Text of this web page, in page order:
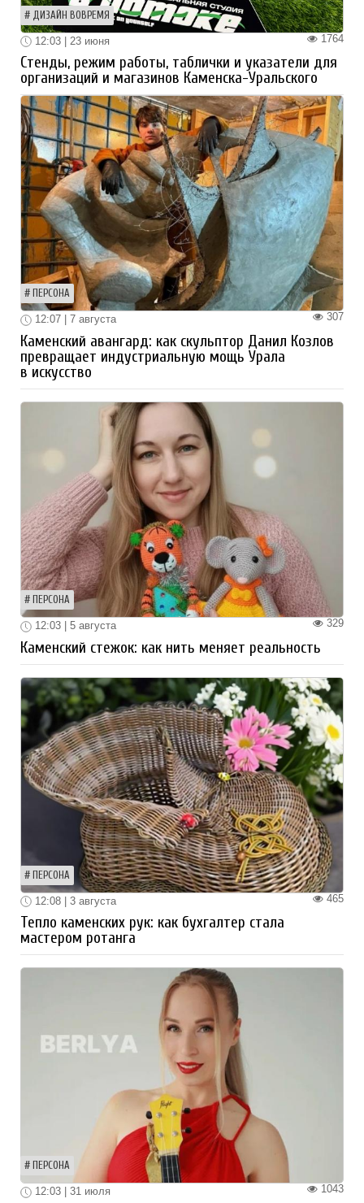
ДИЗАЙН ВОВРЕМЯ
1764
12:03 | 23 июня
Стенды, режим работы, таблички и указатели для
организаций и магазинов Каменска-Уральского
ПЕРСОНА
307
12:07 | 7 августа
Каменский авангард: как скульптор Данил Козлов
превращает индустриальную мощь Урала
в искусство
ПЕРСОНА
329
12:03 | 5 августа
Каменский стежок: как нить меняет реальность
ПЕРСОНА
465
12:08 | 3 августа
Тепло каменских рук: как бухгалтер стала
мастером ротанга
ПЕРСОНА
1043
12:03 | 31 июля